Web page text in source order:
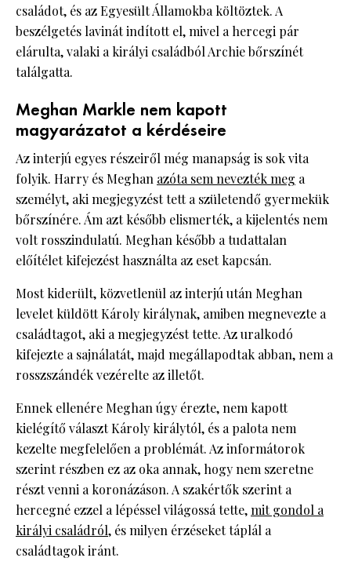
családot, és az Egyesült Államokba költöztek. A
beszélgetés lavinát indított el, mivel a hercegi pár
elárulta, valaki a királyi családból Archie bőrszínét
találgatta.
Meghan Markle nem kapott
magyarázatot a kérdéseire
Az interjú egyes részeiről még manapság is sok vita
folyik. Harry és Meghan azóta sem nevezték meg a
személyt, aki megjegyzést tett a születendő gyermekük
bőrszínére. Ám azt később elismerték, a kijelentés nem
volt rosszindulatú. Meghan később a tudattalan
előítélet kifejezést használta az eset kapcsán.
Most kiderült, közvetlenül az interjú után Meghan
levelet küldött Károly királynak, amiben megnevezte a
családtagot, aki a megjegyzést tette. Az uralkodó
kifejezte a sajnálatát, majd megállapodtak abban, nem a
rosszszándék vezérelte az illetőt.
Ennek ellenére Meghan úgy érezte, nem kapott
kielégítő választ Károly királytól, és a palota nem
kezelte megfelelően a problémát. Az informátorok
szerint részben ez az oka annak, hogy nem szeretne
részt venni a koronázáson. A szakértők szerint a
hercegné ezzel a lépéssel világossá tette,mit gondol a
királyi családról, és milyen érzéseket táplál a
családtagok iránt.